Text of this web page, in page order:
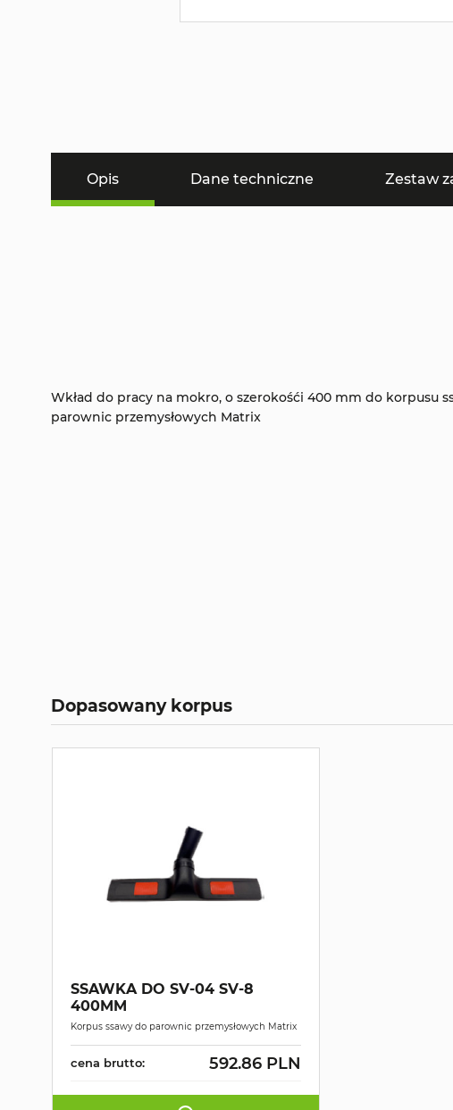
Opis Dane techniczne Zestaw
Wkład do pracy na mokro, o szerokośći 400 mm do korpusu
parownic przemysłowych Matrix
Dopasowany korpus
SSAWKA DO SV-04 SV-8
400MM
Korpus ssawy do parownic przemysłowych Matrix
cena brutto: 592.86 PLN